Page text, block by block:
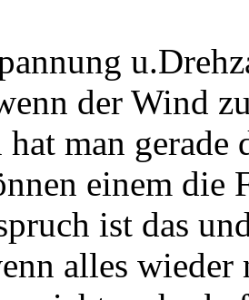
der Wind
hat man
einem
ist das
alles wieder